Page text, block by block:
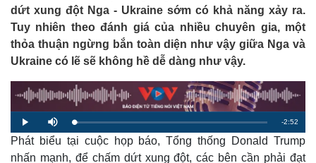
dứt xung đột Nga - Ukraine sớm có khả năng xảy ra.
Tuy nhiên theo đánh giá của nhiều chuyên gia, một
thỏa thuận ngừng bắn toàn diện như vậy giữa Nga và
Ukraine có lẽ sẽ không hề dễ dàng như vậy.
P
l
a
y
M
u
t
e
L
o
a
d
e
d
R
e
-2:52
Phát biểu tại cuộc họp báo, Tổng thống Donald Trump
nhấn mạnh, để chấm dứt xung đột, các bên cần phải đạt